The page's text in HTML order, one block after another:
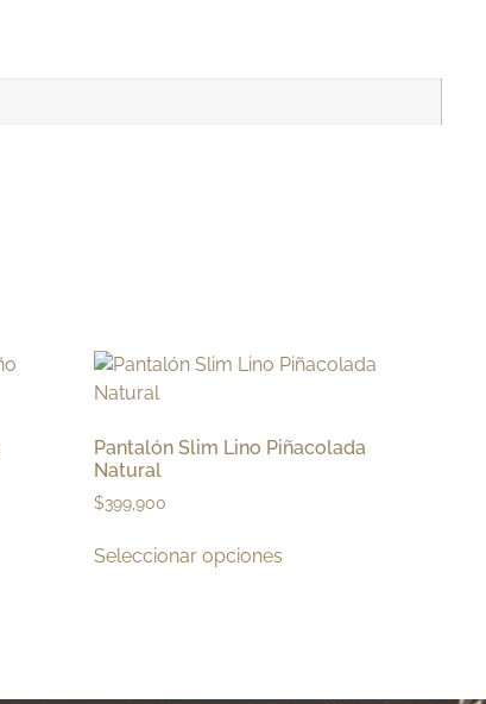
Pantalón Slim Lino Piñacolada
Natural
$399,900
Seleccionar opciones